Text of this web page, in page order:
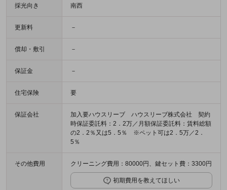
採光向き 南西
更新料 －
償却・敷引 －
保証金 －
住宅保険 要
保証会社
加入要ハウスリーブ ハウスリーブ株式会社 契約
時保証委託料：2．2万／月額保証委託料：賃料総額
の2．2％又は5．5％ ※ペット可は2．5万／2．
5％
その他費用 クリーニング費用：80000円、鍵セット費：3300円
初期費用を教えてほしい